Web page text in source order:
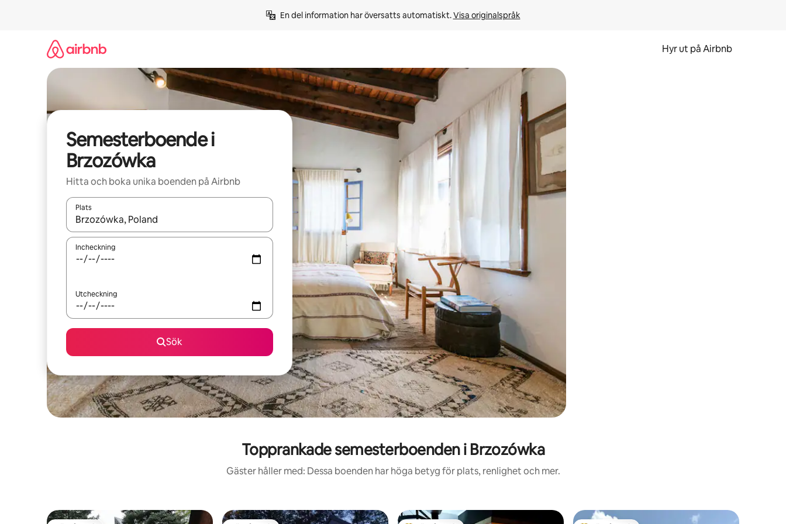
En del information har översatts automatiskt. Visa originalspråk
Hyr ut på Airbnb
Semesterboende i
Brzozówka
Hitta och boka unika boenden på Airbnb
Plats
När resultaten är tillgängliga kan du navigera med upp- och nedåtpilarna eller utforska genom att trycka eller svepa.
Incheckning
Utcheckning
Sök
Topprankade semesterboenden i Brzozówka
Gäster håller med: Dessa boenden har höga betyg för plats, renlighet och mer.